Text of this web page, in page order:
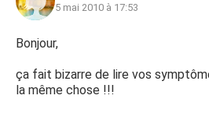
5 mai 2010 à 17:53
Bonjour,
ça fait bizarre de lire vos
la même chose !!!